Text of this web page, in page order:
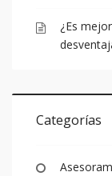
¿Es
Categorías